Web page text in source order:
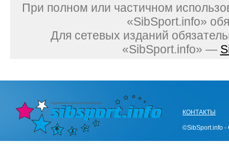
При полном или частичном
«SibSport.info»
Для сетевых изданий
«SibSport.info» —
КОНТАКТЫ
©SibSport.info -